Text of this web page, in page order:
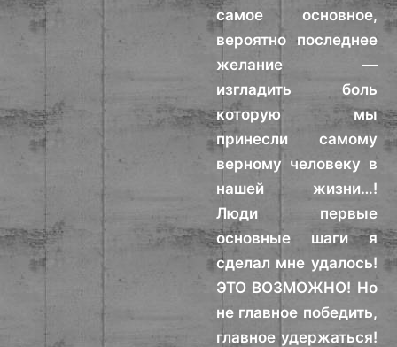
самое основное,
вероятно последнее
желание —
изгладить боль
которую мы
принесли самому
верному человеку в
нашей жизни…!
Люди первые
основные шаги я
сделал мне удалось!
ЭТО ВОЗМОЖНО! Но
не главное победить,
главное удержаться!